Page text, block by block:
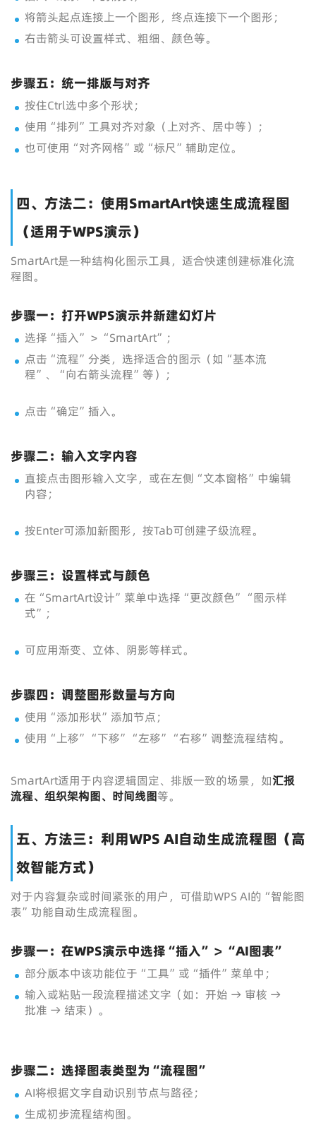
将箭头起点连接上一个图形，终点连接下一个图形；
右击箭头可设置样式、粗细、颜色等。
步骤五：统一排版与对齐
按住Ctrl选中多个形状；
使用“排列”工具对齐对象（上对齐、居中等）；
也可使用“对齐网格”或“标尺”辅助定位。
四、方法二：使用SmartArt快速生成流程图
（适用于WPS演示）
SmartArt是一种结构化图示工具，适合快速创建标准化流
程图。
步骤一：打开WPS演示并新建幻灯片
选择“插入” > “SmartArt”；
点击“流程”分类，选择适合的图示（如“基本流
程”、“向右箭头流程”等）；
点击“确定”插入。
步骤二：输入文字内容
直接点击图形输入文字，或在左侧“文本窗格”中编辑
内容；
按Enter可添加新图形，按Tab可创建子级流程。
步骤三：设置样式与颜色
在“SmartArt设计”菜单中选择“更改颜色”“图示样
式”；
可应用渐变、立体、阴影等样式。
步骤四：调整图形数量与方向
使用“添加形状”添加节点；
使用“上移”“下移”“左移”“右移”调整流程结构。
SmartArt适用于内容逻辑固定、排版一致的场景，如汇报
流程、组织架构图、时间线图等。
五、方法三：利用WPS AI自动生成流程图（高
效智能方式）
对于内容复杂或时间紧张的用户，可借助WPS AI的“智能图
表”功能自动生成流程图。
步骤一：在WPS演示中选择“插入” > “AI图表”
部分版本中该功能位于“工具”或“插件”菜单中；
输入或粘贴一段流程描述文字（如：开始 → 审核 →
批准 → 结束）。
步骤二：选择图表类型为“流程图”
AI将根据文字自动识别节点与路径；
生成初步流程结构图。